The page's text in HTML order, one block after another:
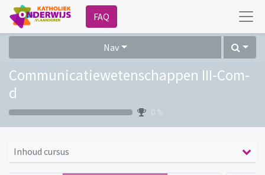
FAQ
Nav
Communicatiewetenschappen III-Com-
d
0 %
Inhoud cursus